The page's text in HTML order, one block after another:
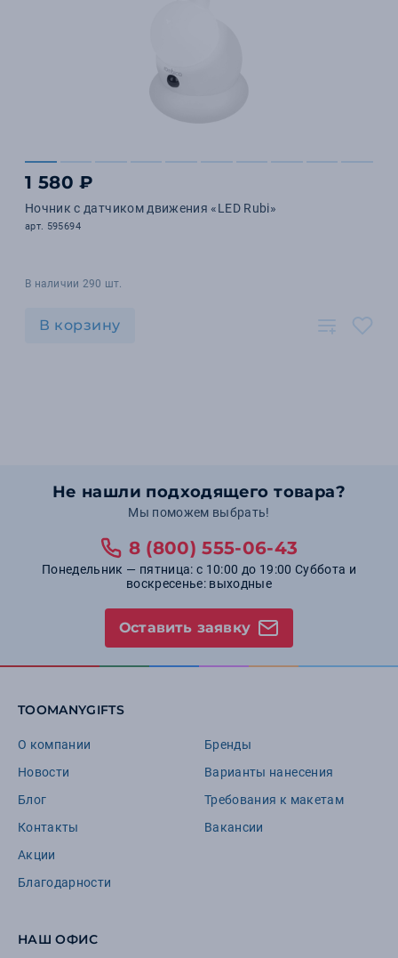
1 580 ₽
Ночник c датчиком движения «LED Rubi»
арт. 595694
В наличии 290 шт.
В корзину
Не нашли подходящего товара?
Мы поможем выбрать!
8 (800) 555-06-43
Понедельник — пятница: с 10:00 до 19:00 Суббота и
воскресенье: выходные
Оставить заявку
TOOMANYGIFTS
О компании
Новости
Блог
Контакты
Акции
Благодарности
Бренды
Варианты нанесения
Требования к макетам
Вакансии
НАШ ОФИС